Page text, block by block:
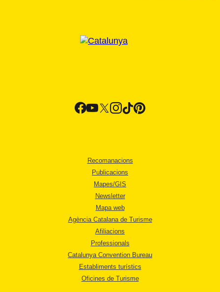
Recomanacions
Publicacions
Mapes/GIS
Newsletter
Mapa web
Agència Catalana de Turisme
Afiliacions
Professionals
Catalunya Convention Bureau
Establiments turístics
Oficines de Turisme